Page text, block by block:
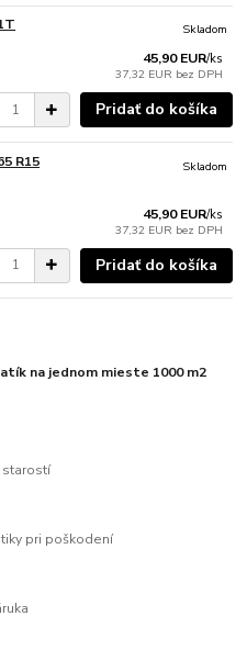
45,90 EUR/ks
37,32 EUR bez DPH
Skladom
Pridať do košíka
R15
45,90 EUR/ks
37,32 EUR bez DPH
Skladom
Pridať do košíka
na jednom mieste 1000 m2
starostí
pri poškodení